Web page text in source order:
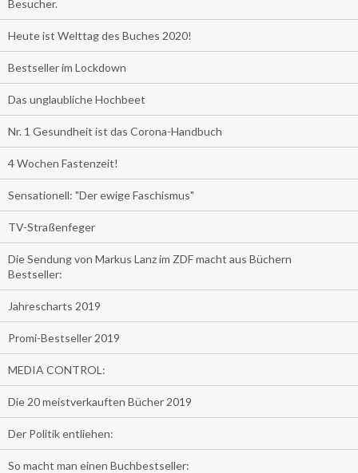
Besucher.
Heute ist Welttag des Buches 2020!
Bestseller im Lockdown
Das unglaubliche Hochbeet
Nr. 1 Gesundheit ist das Corona-Handbuch
4 Wochen Fastenzeit!
Sensationell: "Der ewige Faschismus"
TV-Straßenfeger
Die Sendung von Markus Lanz im ZDF macht aus Büchern
Bestseller:
Jahrescharts 2019
Promi-Bestseller 2019
MEDIA CONTROL:
Die 20 meistverkauften Bücher 2019
Der Politik entliehen:
So macht man einen Buchbestseller: